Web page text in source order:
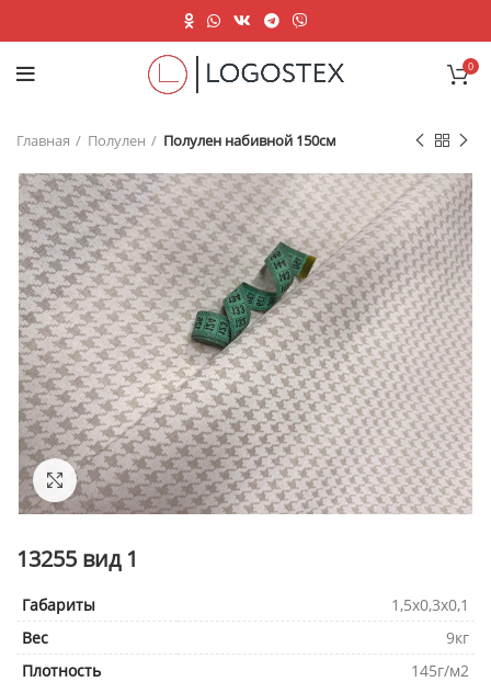
0
Главная Полулен Полулен набивной 150см
Нажмите, чтобы увеличить
13255 вид 1
Габариты
1,5х0,3х0,1
Вес
9кг
Плотность
145г/м2